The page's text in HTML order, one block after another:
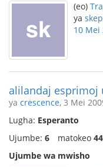
(eo)
ya
10 Mei
alilandaj esprimoj
ya crescence, 3 Mei
Lugha: Esperanto
Ujumbe: 6 matokeo
Ujumbe wa mwisho